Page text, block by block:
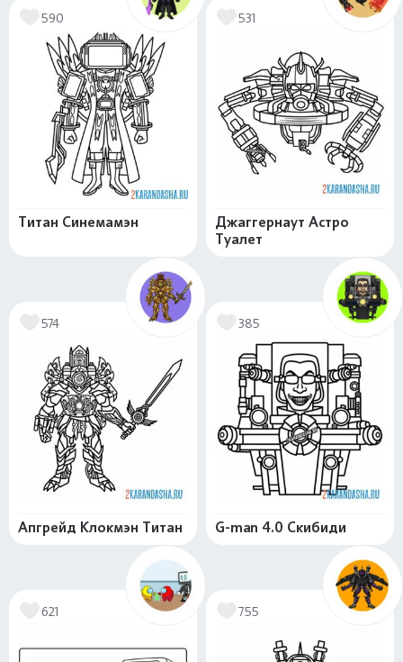
590
Титан Синемамэн
531
Джаггернаут Астро
Туалет
574
Апгрейд Клокмэн Титан
385
G-man 4.0 Скибиди
621 755